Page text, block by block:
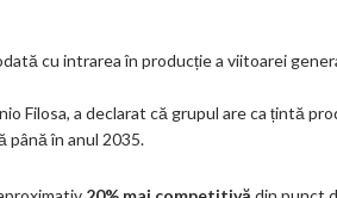
cu intrarea în producție a viitoarei
Filosa, a declarat că grupul are ca țintă
până în anul 2035.